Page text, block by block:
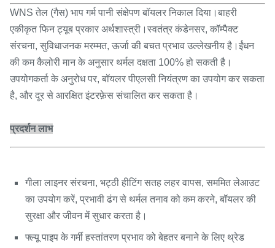
WNS तेल (गैस) भाप गर्म पानी संक्षेपण बॉयलर निकाल दिया।बाहरी
एकीकृत फिन ट्यूब प्रकार अर्थशास्त्री।स्वतंत्र कंडेनसर, कॉम्पैक्ट
संरचना, सुविधाजनक मरम्मत, ऊर्जा की बचत प्रभाव उल्लेखनीय है।ईंधन
की कम कैलोरी मान के अनुसार थर्मल दक्षता 100% हो सकती है।
उपयोगकर्ता के अनुरोध पर, बॉयलर पीएलसी नियंत्रण का उपयोग कर सकता
है, और दूर से आरक्षित इंटरफ़ेस संचालित कर सकता है।
प्रदर्शन लाभ
गीला लाइनर संरचना, भट्ठी हीटिंग सतह लहर वापस, सममित लेआउट
का उपयोग करें, प्रभावी ढंग से थर्मल तनाव को कम करने, बॉयलर की
सुरक्षा और जीवन में सुधार करता है।
फ्ल्यू पाइप के गर्मी हस्तांतरण प्रभाव को बेहतर बनाने के लिए थ्रेड